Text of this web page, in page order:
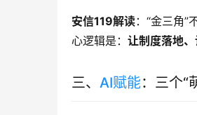
安信119解读：“金三角”
心逻辑是： 让制度落地
三、 AI赋能：三个“